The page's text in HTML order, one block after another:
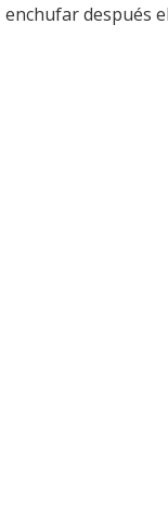
enchufar después